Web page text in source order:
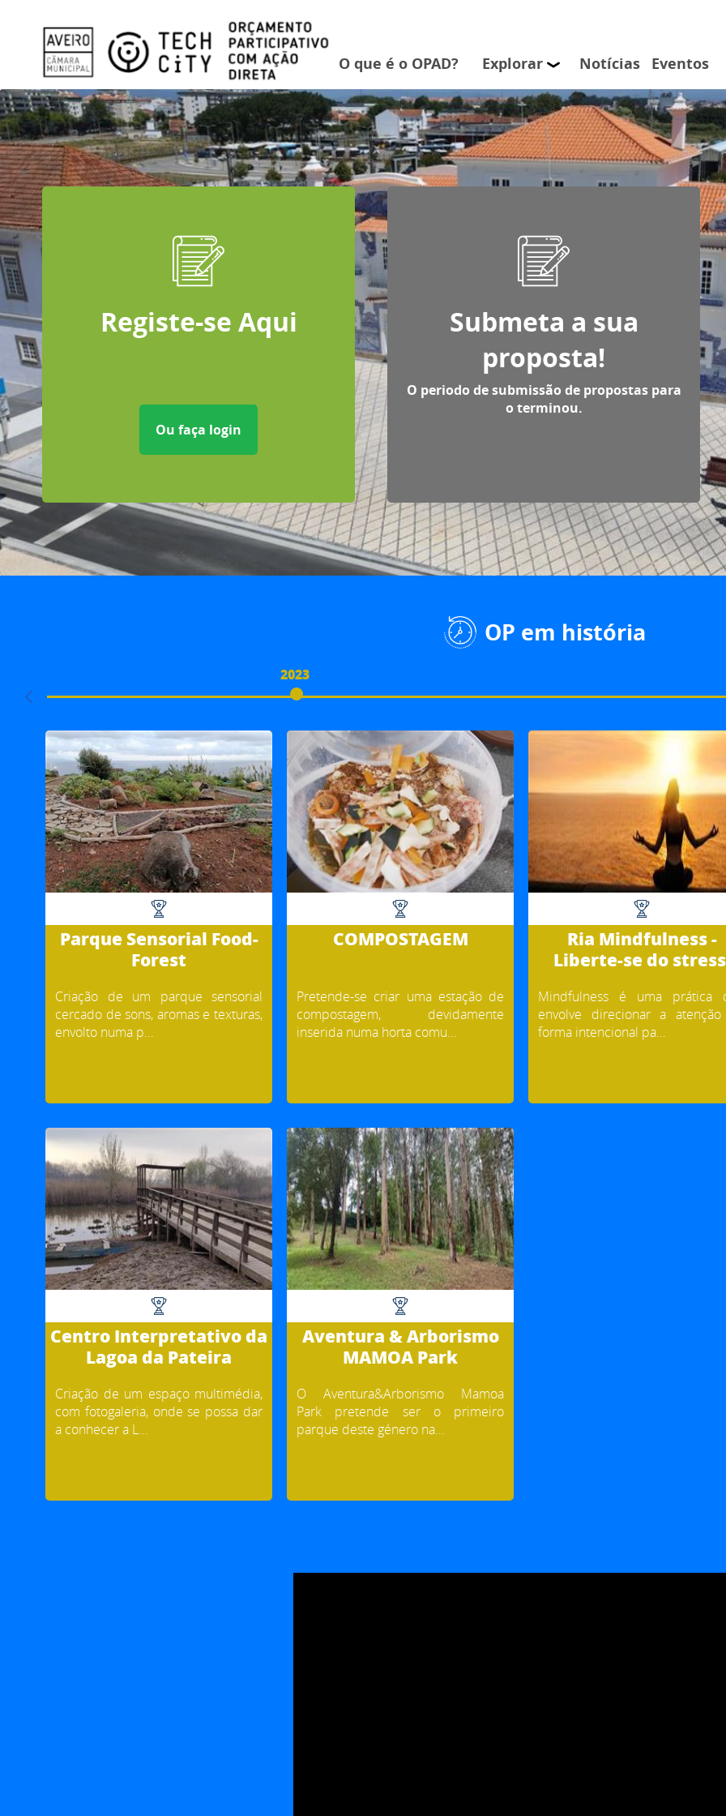
O que é o OPAD? Explorar Notícias Eventos
Registe-se Aqui
Ou faça login
Submeta a sua
proposta!
O periodo de submissão de propostas para
o terminou.
OP em história
2023
Parque Sensorial Food-
Forest
Criação de um parque sensorial
cercado de sons, aromas e texturas,
envolto numa p...
COMPOSTAGEM
Pretende-se criar uma estação de
compostagem, devidamente
inserida numa horta comu...
Ria Mindfulness -
Liberte-se do
Mindfulness é uma prática
envolve direcionar a
forma intencional pa...
Centro Interpretativo da
Lagoa da Pateira
Criação de um espaço multimédia,
com fotogaleria, onde se possa dar
a conhecer a L...
Aventura & Arborismo
MAMOA Park
O Aventura&Arborismo Mamoa
Park pretende ser o primeiro
parque deste género na...